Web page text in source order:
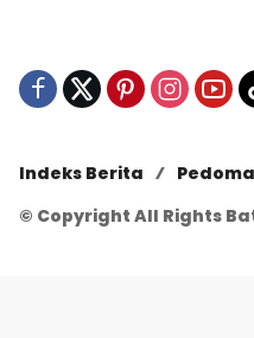
Indeks Berita
© Copyright All Rights